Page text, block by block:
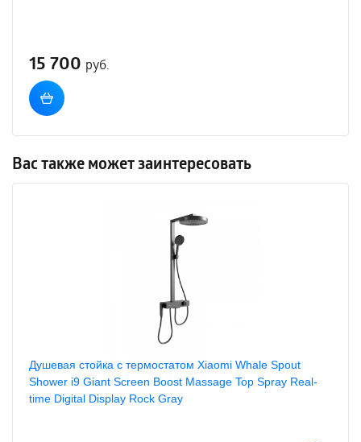
15 700 руб.
Вас также может заинтересовать
Душевая стойка с термостатом Xiaomi Whale Spout
Shower i9 Giant Screen Boost Massage Top Spray Real-
time Digital Display Rock Gray